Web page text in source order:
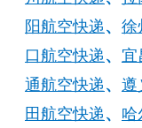
阳航空快递、 徐
口航空快递、 宜
通航空快递、 遵
田航空快递、 哈